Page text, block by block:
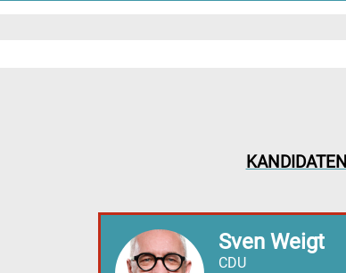
KANDIDATEN
Sven Weigt
CDU